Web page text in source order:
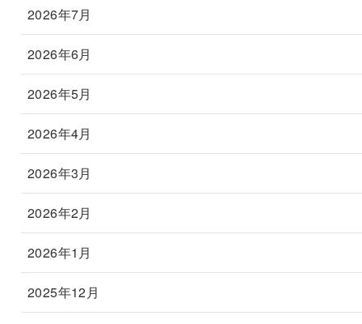
2026年7月
2026年6月
2026年5月
2026年4月
2026年3月
2026年2月
2026年1月
2025年12月